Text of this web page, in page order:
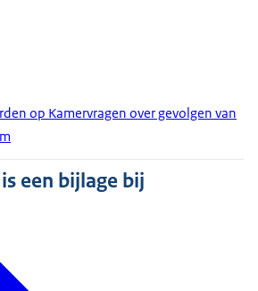
op Kamervragen over gevolgen van
een bijlage bij